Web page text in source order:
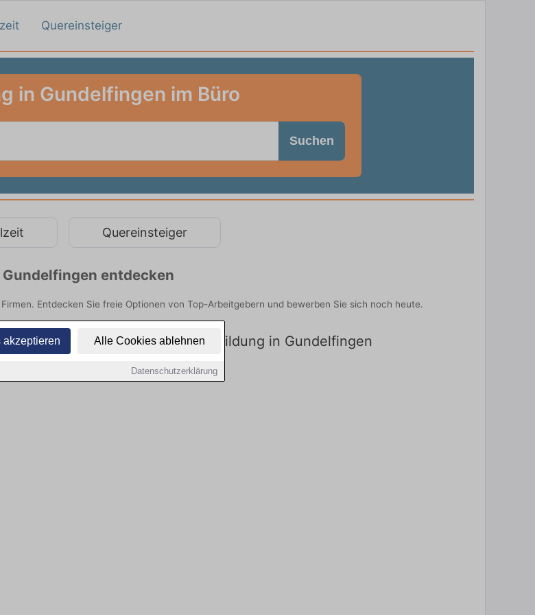
Alle Cookies ablehnen
Datenschutzerklärung
Quereinsteiger
in Gundelfingen im Büro
Suchen
Quereinsteiger
entdecken
Entdecken Sie freie Optionen von Top-Arbeitgebern und bewerben Sie sich noch heute.
keine Stellenangebote für Ausbildung in Gundelfingen